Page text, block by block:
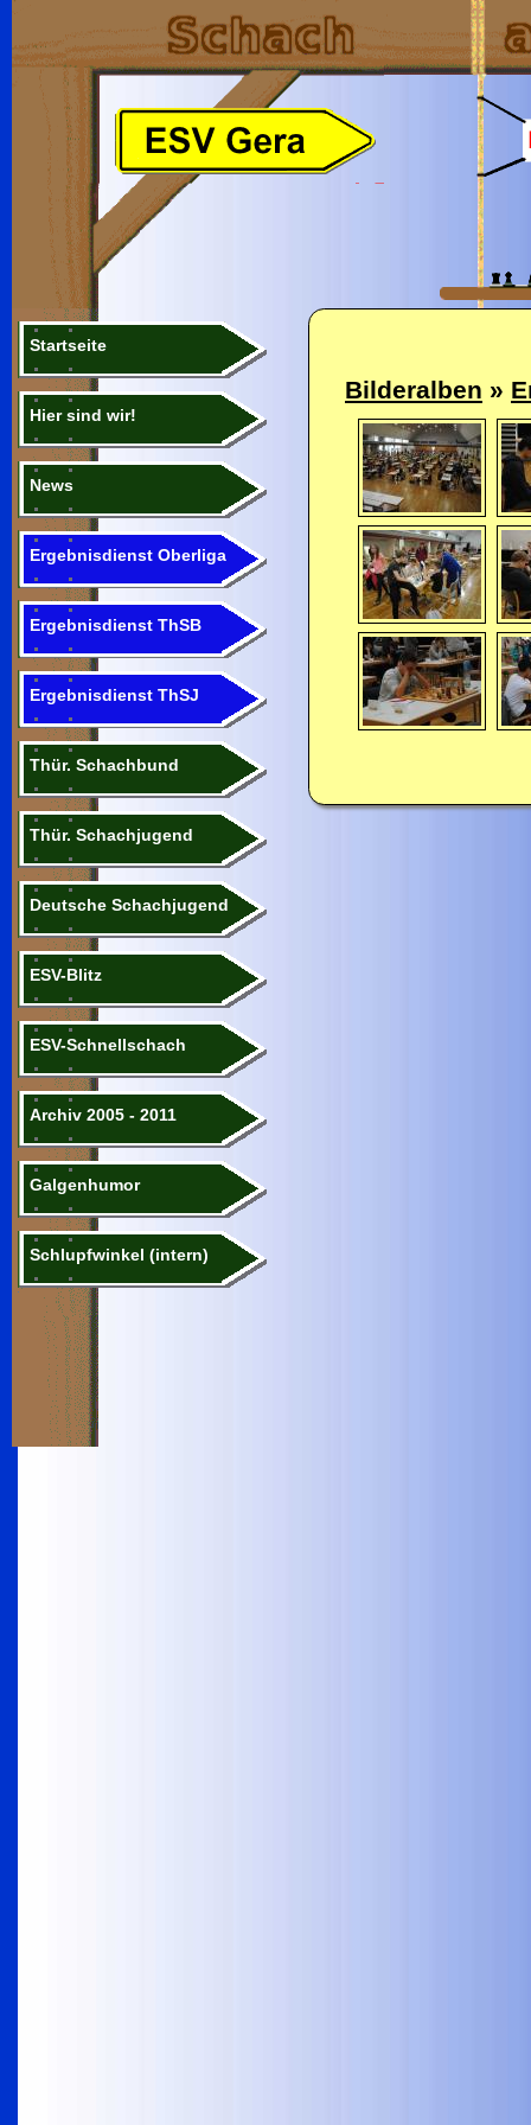
Startseite
Hier sind wir!
News
Ergebnisdienst Oberliga
Ergebnisdienst ThSB
Ergebnisdienst ThSJ
Thür. Schachbund
Thür. Schachjugend
Deutsche Schachjugend
ESV-Blitz
ESV-Schnellschach
Archiv 2005 - 2011
Galgenhumor
Schlupfwinkel (intern)
Bilderalben »